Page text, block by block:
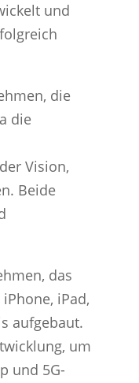
und
die
die
Vision,
Beide
das
iPad,
aufgebaut.
um
und 5G-